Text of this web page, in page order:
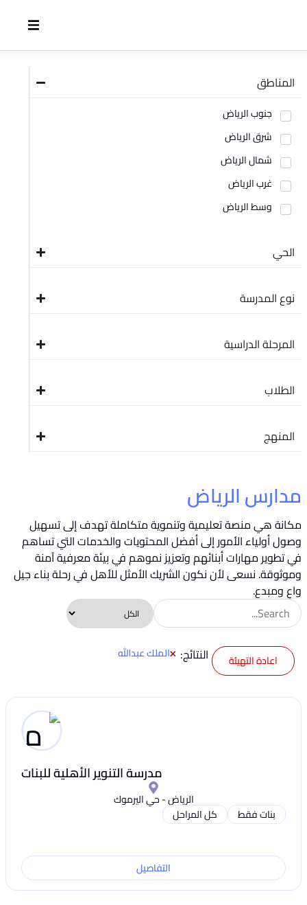
مدارس الرياض
مكانة هي منصة تعليمية وتنموية متكاملة تهدف إلى تسهيل
وصول أولياء الأمور إلى أفضل المحتويات والخدمات التي تساهم
في تطوير مهارات أبنائهم وتعزيز نموهم في بيئة معرفية آمنة
وموثوقة. نسعى لأن نكون الشريك الأمثل للأهل في رحلة بناء جيل
واعٍ ومبدع.
اعادة التهيئة النتائج: الملك عبدالله×
مدرسة التنوير الأهلية للبنات
الرياض - حي اليرموك
بنات فقط
كل المراحل
التفاصيل
المناطق
جنوب الرياض
شرق الرياض
شمال الرياض
غرب الرياض
وسط الرياض
الحي
نوع المدرسة
المرحلة الدراسية
الطلاب
المنهج